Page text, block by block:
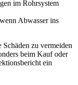
im Rohrsystem
Abwasser ins
zu vermeiden
beim Kauf oder
ein